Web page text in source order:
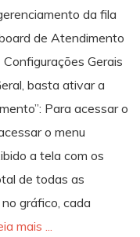
da fila
de Atendimento
Gerais
basta ativar a
Para acessar o
o menu
a tela com os
de todas as
gráfico, cada
mais ...